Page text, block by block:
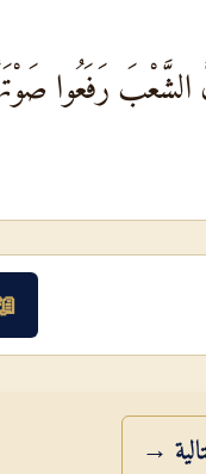
الشَّعْبَ رَفَعُوا
→